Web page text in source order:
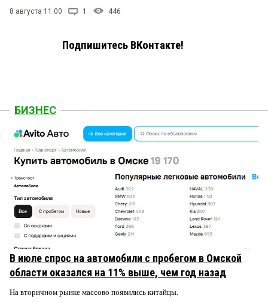
8 августа 11:00 1 446
Подпишитесь ВКонтакте!
БИЗНЕС
В июле спрос на автомобили с пробегом в Омской
области оказался на 11% выше, чем год назад
На вторичном рынке массово появились китайцы.